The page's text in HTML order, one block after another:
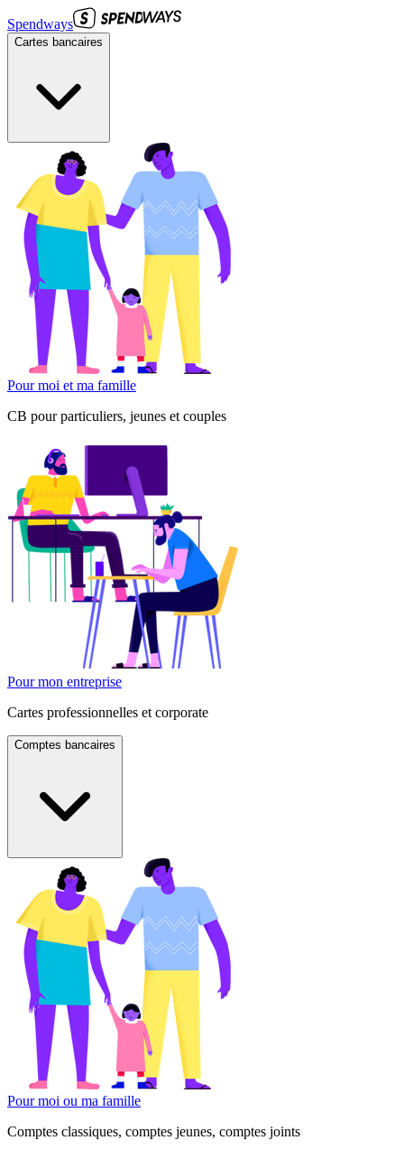
Spendways
Cartes bancaires
Pour moi et ma famille
CB pour particuliers, jeunes et couples
Pour mon entreprise
Cartes professionnelles et corporate
Comptes bancaires
Pour moi ou ma famille
Comptes classiques, comptes jeunes, comptes joints